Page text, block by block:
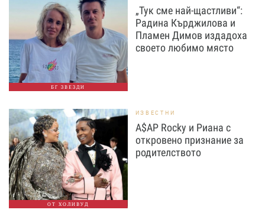
БГ ЗВЕЗДИ
„Тук сме най-щастливи“:
Радина Кърджилова и
Пламен Димов издадоха
своето любимо място
ОТ ХОЛИВУД
ИЗВЕСТНИ
A$AP Rocky и Риана с
откровено признание за
родителството